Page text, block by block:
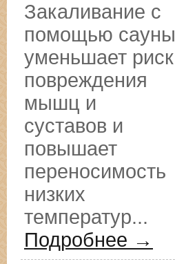
Закаливание с
помощью сауны
уменьшает риск
повреждения
мышц и
суставов и
повышает
переносимость
низких
температур...
Подробнее →